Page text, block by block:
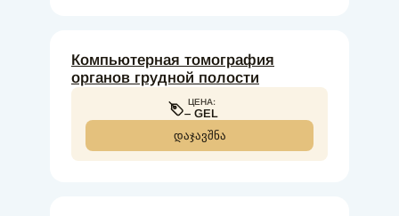
Компьютерная томография
органов грудной полости
ЦЕНА:
– GEL
ᲓᲐᲯᲐᲕᲨᲜᲐ